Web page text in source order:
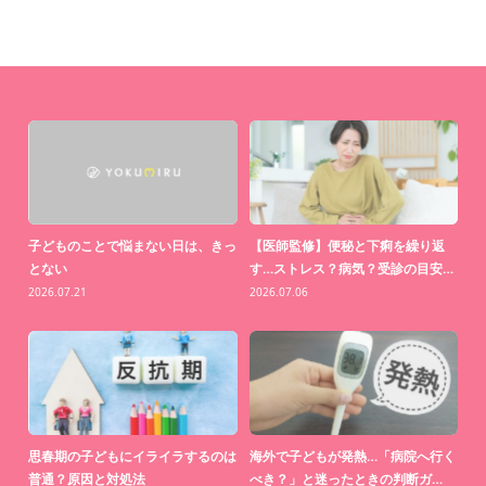
子どものことで悩まない日は、きっ
とない
2026.07.21
【医師監修】便秘と下痢を繰り返
す…ストレス？病気？受診の目安…
2026.07.06
思春期の子どもにイライラするのは
普通？原因と対処法
海外で子どもが発熱…「病院へ行く
べき？」と迷ったときの判断ガ…